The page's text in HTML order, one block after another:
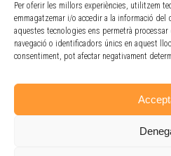
Per oferir les millors experiències, utilitzem
emmagatzemar i/o accedir a la informació
aquestes tecnologies ens permetrà
navegació o identificadors únics en aquest
consentiment, pot afectar negativament
Intranet
Portal Empleat